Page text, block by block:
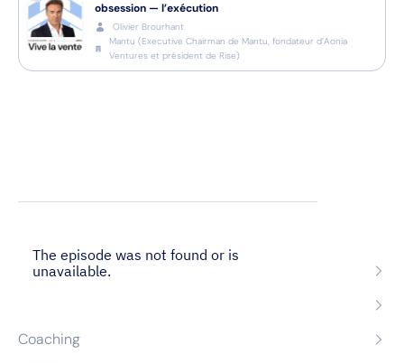
obsession — l’exécution
Olivier Brourhant
Mantu (Executive Chairman de Mantu, fondateur d’Aonia
Ventures et président de Rise)
Recrutement
Coaching